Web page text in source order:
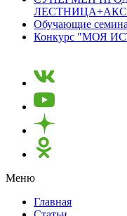
Обучающие
Конкурс "МОЯ
Меню
Главная